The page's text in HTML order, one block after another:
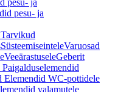
pesu- ja
pesu- ja
SüsteemiseinteleVaruosad
VeeärastuseleGeberit
Paigalduselemendid
Elemendid WC-pottidele
valamutele